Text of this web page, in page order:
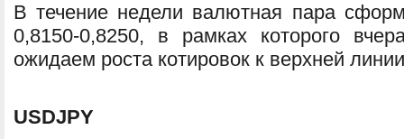
В течение недели валютная пара
0,8150-0,8250, в рамках которого
ожидаем роста котировок к верхней
USDJPY